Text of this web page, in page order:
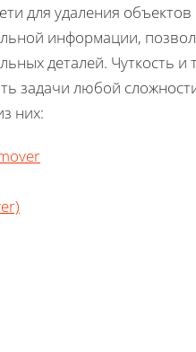
для удаления
информации,
деталей. Чуткость
задачи любой
них: